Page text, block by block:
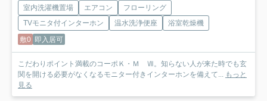
室内洗濯機置場 エアコン
フローリング
TVモニタ付インターホン
温水洗浄便座
浴室乾燥機
敷0 即入居可
こだわりポイント満載のコーポＫ・Ｍ Ⅶ。知らない人が来た時でも玄
関を開ける必要がなくなるモニター付きインターホンを備えて... もっと
見る